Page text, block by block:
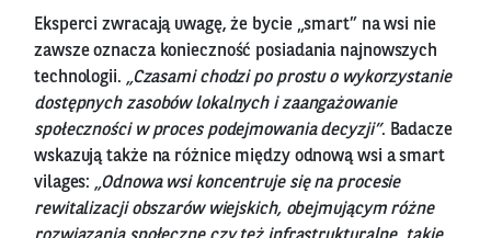
Eksperci zwracają uwagę, że bycie „smart” na wsi nie
zawsze oznacza konieczność posiadania najnowszych
technologii. „Czasami chodzi po prostu o wykorzystanie
dostępnych zasobów lokalnych i zaangażowanie
społeczności w proces podejmowania decyzji”. Badacze
wskazują także na różnice między odnową wsi a smart
vilages: „Odnowa wsi koncentruje się na procesie
rewitalizacji obszarów wiejskich, obejmującym różne